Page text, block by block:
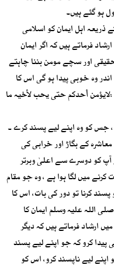
ہو گئے ہیں۔
ذریعہ اہل ایمان کو اسلامی
فرماتے ہیں کہ اگر ایمان
اور سچے مومن بننا چاہتے
وہ خوبی پیدا ہو گی اس کا
أحدکم حتی یحب لأخیہ ما
کو وہ اپنے لیے پسند کرے ۔
کے بگاڑ اور خرابی کی
آپ کو دوسرے سے اعلیٰ وبرتر
میں لگا ہوا ہے ، وہ جو مقام
کرنا تو دور کی بات، اس کا
اللہ علیہ وسلم ایمان کا
ارشاد فرماتے ہیں کہ دیگر
کرو کہ جو اپنے لیے پسند
لیے ناپسند کرو، اس کو